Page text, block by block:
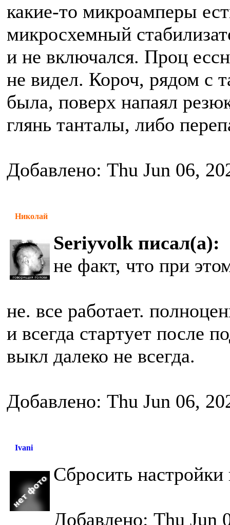
какие-то микроамперы
микросхемный
и не включался. Проц
не видел. Короч, рядом с
была, поверх напаял
глянь танталы, либо
Добавлено: Thu Jun 06,
Николай
Seriyvolk писал(а):
не факт, что при
не. все работает.
и всегда стартует после
выкл далеко не всегда.
Добавлено: Thu Jun 06,
Ivani
Сбросить
Добавлено: Thu Jun